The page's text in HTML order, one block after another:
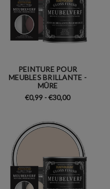
PEINTURE POUR
MEUBLES BRILLANTE -
MÛRE
€0,99 - €30,00